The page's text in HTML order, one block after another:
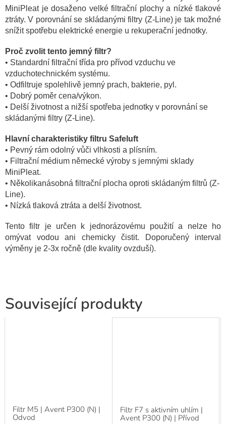
Související produkty
Filtr M5 | Avent P300 (N) |
Odvod
Filtr F7 s aktivním uhlím |
Avent P300 (N) | Přívod
MiniPleat je dosaženo velké filtrační plochy a nízké tlakové
ztráty. V porovnání se skládanými filtry (Z-Line) je tak možné
snížit spotřebu elektrické energie u rekuperační jednotky.
Proč zvolit tento jemný filtr?
• Standardní filtrační třída pro přívod vzduchu ve
vzduchotechnickém systému.
• Odfiltruje spolehlivě jemný prach, bakterie, pyl.
• Dobrý poměr cena/výkon.
• Delší životnost a nižší spotřeba jednotky v porovnání se
skládanými filtry (Z-Line).
Hlavní charakteristiky filtru Safeluft
• Pevný rám odolný vůči vlhkosti a plísním.
• Filtrační médium německé výroby s jemnými sklady
MiniPleat.
• Několikanásobná filtrační plocha oproti skládaným filtrů (Z-
Line).
• Nízká tlaková ztráta a delší životnost.
Tento filtr je určen k jednorázovému použití a nelze ho
omývat vodou ani chemicky čistit. Doporučený interval
výměny je 2-3x ročně (dle kvality ovzduší).